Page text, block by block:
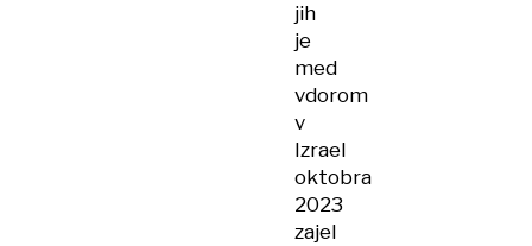
jih
je
med
vdorom
v
Izrael
oktobra
2023
zajel